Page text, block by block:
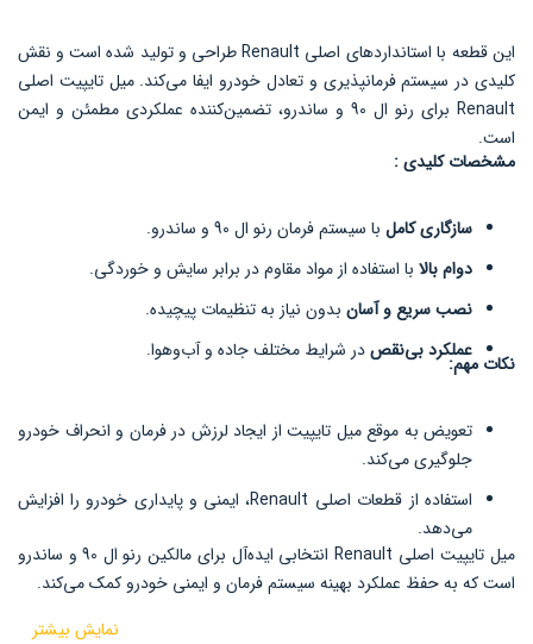
این قطعه با استانداردهای اصلی Renault طراحی و تولید شده است و نقش
کلیدی در سیستم فرمانپذیری و تعادل خودرو ایفا می‌کند. میل تایپیت اصلی
Renault برای رنو ال 90 و ساندرو، تضمین‌کننده عملکردی مطمئن و ایمن
است.
مشخصات کلیدی :
سازگاری کامل با سیستم فرمان رنو ال 90 و ساندرو.
دوام بالا با استفاده از مواد مقاوم در برابر سایش و خوردگی.
نصب سریع و آسان بدون نیاز به تنظیمات پیچیده.
عملکرد بی‌نقصدر شرایط مختلف جاده و آب‌وهوا.
نکات مهم:
تعویض به موقع میل تایپیت از ایجاد لرزش در فرمان و انحراف خودرو
جلوگیری می‌کند.
استفاده از قطعات اصلی Renault، ایمنی و پایداری خودرو را افزایش
می‌دهد.
میل تایپیت اصلی Renault انتخابی ایده‌آل برای مالکین رنو ال 90 و ساندرو
است که به حفظ عملکرد بهینه سیستم فرمان و ایمنی خودرو کمک می‌کند.
نمایش بیشتر